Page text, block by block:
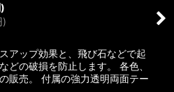
)
アップ効果と、飛び石などで起
どの破損を防止します。 各色、
販売。 付属の強力透明両面テー